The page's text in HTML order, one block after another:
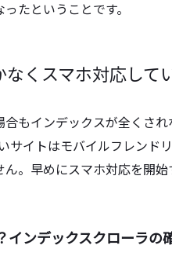
たということです。
くスマホ対応して
もインデックスが全くさ
サイトはモバイルフレンド
。早めにスマホ対応を開始
インデックスクローラ